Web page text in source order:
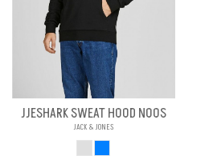
JJESHARK SWEAT HOOD NOOS
JACK & JONES